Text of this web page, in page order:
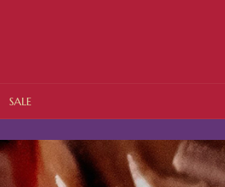
SALE